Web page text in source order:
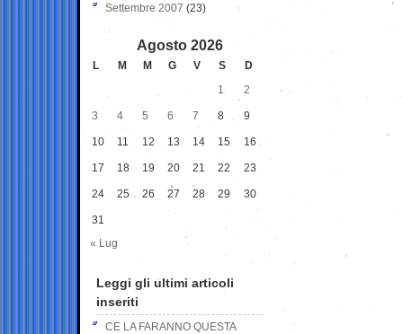
Settembre 2007 (23)
Agosto 2026
L M M G V S
D
1
2
3 4 5 6 7 8 9
10 11 12 13 14 15 16
17 18 19 20 21 22 23
24 25 26 27 28 29 30
31
« Lug
Leggi gli ultimi articoli
inseriti
CE LA FARANNO QUESTA